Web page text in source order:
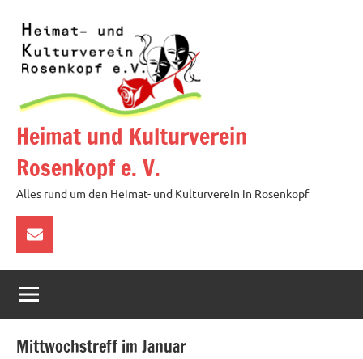
Inhalt
springen
Heimat und Kulturverein
Rosenkopf e. V.
Alles rund um den Heimat- und Kulturverein in Rosenkopf
über
E-
Mail
Mittwochstreff im Januar